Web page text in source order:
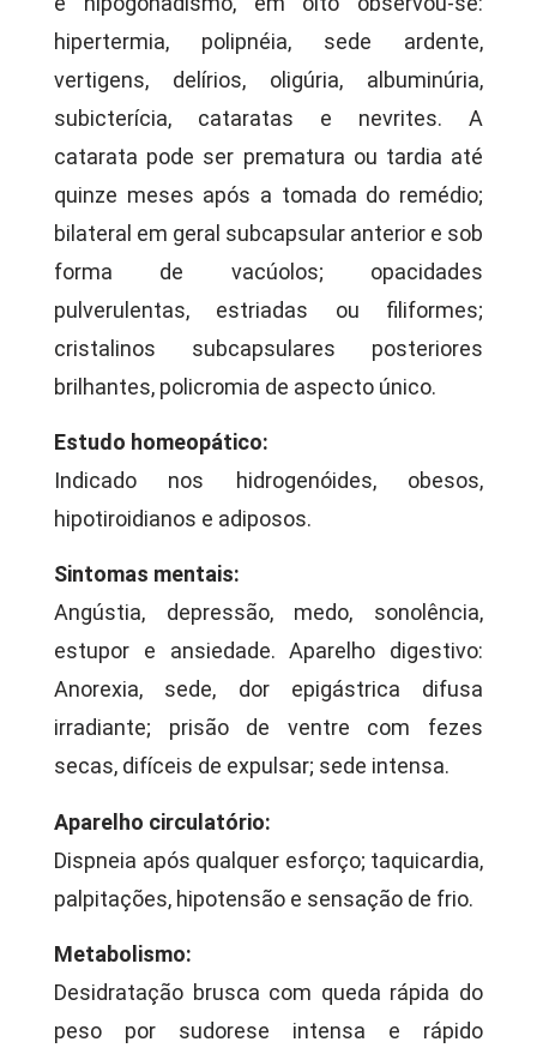
hipertermia, polipnéia, sede ardente,
vertigens, delírios, oligúria, albuminúria,
subicterícia, cataratas e nevrites. A
catarata pode ser prematura ou tardia até
quinze meses após a tomada do remédio;
bilateral em geral subcapsular anterior e sob
forma de vacúolos; opacidades
pulverulentas, estriadas ou filiformes;
cristalinos subcapsulares posteriores
brilhantes, policromia de aspecto único.
Estudo homeopático:
Indicado nos hidrogenóides, obesos,
hipotiroidianos e adiposos.
Sintomas mentais:
Angústia, depressão, medo, sonolência,
estupor e ansiedade. Aparelho digestivo:
Anorexia, sede, dor epigástrica difusa
irradiante; prisão de ventre com fezes
secas, difíceis de expulsar; sede intensa.
Aparelho circulatório:
Dispneia após qualquer esforço; taquicardia,
palpitações, hipotensão e sensação de frio.
Metabolismo:
Desidratação brusca com queda rápida do
peso por sudorese intensa e rápido